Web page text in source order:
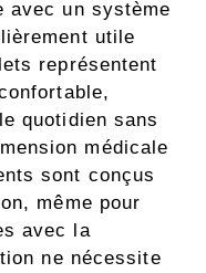
avec un système
utile
représentent
quotidien sans
médicale
sont conçus
même pour
avec la
ne nécessite